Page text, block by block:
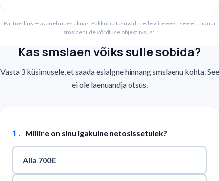
Partnerlink — avaneb uues aknas. Pakkujad tasuvad meile viite eest; see ei mõjuta
smslaenude võrdluse objektiivsust.
Kas smslaen võiks sulle sobida?
Vasta 3 küsimusele, et saada esialgne hinnang smslaenu kohta. See
ei ole laenuandja otsus.
1 . Milline on sinu igakuine netosissetulek?
Alla 700€